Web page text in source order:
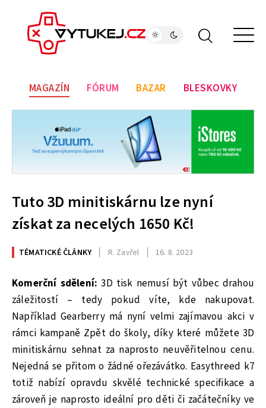
MAGAZÍN FÓRUM BAZAR BLESKOVKY
Tuto 3D minitiskárnu lze nyní
získat za necelých 1650 Kč!
TÉMATICKÉ ČLÁNKY R. Zavřel 16. 8. 2023
Komerční sdělení:3D tisk nemusí být vůbec drahou
záležitostí – tedy pokud víte, kde nakupovat.
Například Gearberry má nyní velmi zajímavou akci v
rámci kampaně Zpět do školy, díky které můžete 3D
minitiskárnu sehnat za naprosto neuvěřitelnou cenu.
Nejedná se přitom o žádné ořezávátko. Easythreed k7
totiž nabízí opravdu skvělé technické specifikace a
zároveň je naprosto ideální pro děti či začátečníky ve